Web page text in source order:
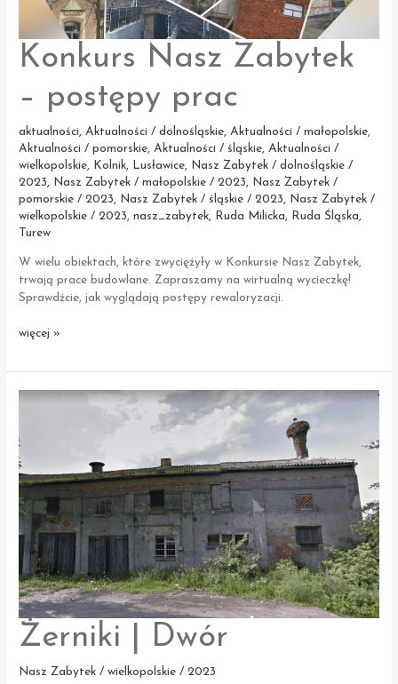
Konkurs Nasz Zabytek
– postępy prac
aktualności,Aktualności / dolnośląskie,Aktualności / małopolskie,
Aktualności / pomorskie,Aktualności / śląskie,Aktualności /
wielkopolskie, Kolnik, Lusławice,
Nasz Zabytek / dolnośląskie /
2023, Nasz Zabytek / małopolskie / 2023,
Nasz Zabytek /
pomorskie / 2023, Nasz Zabytek / śląskie / 2023,
Nasz Zabytek /
wielkopolskie / 2023,nasz_zabytek, Ruda Milicka, Ruda Śląska,
Turew
W wielu obiektach, które zwyciężyły w Konkursie Nasz Zabytek,
trwają prace budowlane. Zapraszamy na wirtualną wycieczkę!
Sprawdźcie, jak wyglądają postępy rewaloryzacji.
Konkurs
więcej »
Żerniki | Dwór
Nasz Zabytek / wielkopolskie / 2023